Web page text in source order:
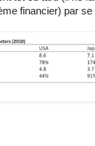
financier) par